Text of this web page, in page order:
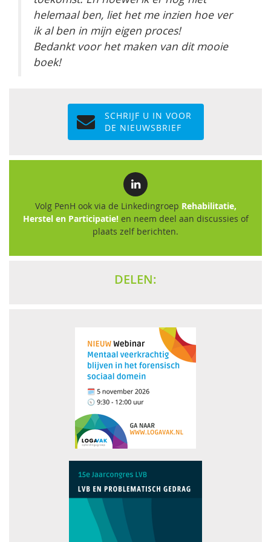
helemaal ben, liet het me inzien hoe ver
ik al ben in mijn eigen proces!
Bedankt voor het maken van dit mooie
boek!
SCHRIJF U IN VOOR
DE NIEUWSBRIEF
Volg PenH ook via de Linkedingroep Rehabilitatie,
Herstel en Participatie!en neem deel aan discussies of
plaats zelf berichten.
DELEN: